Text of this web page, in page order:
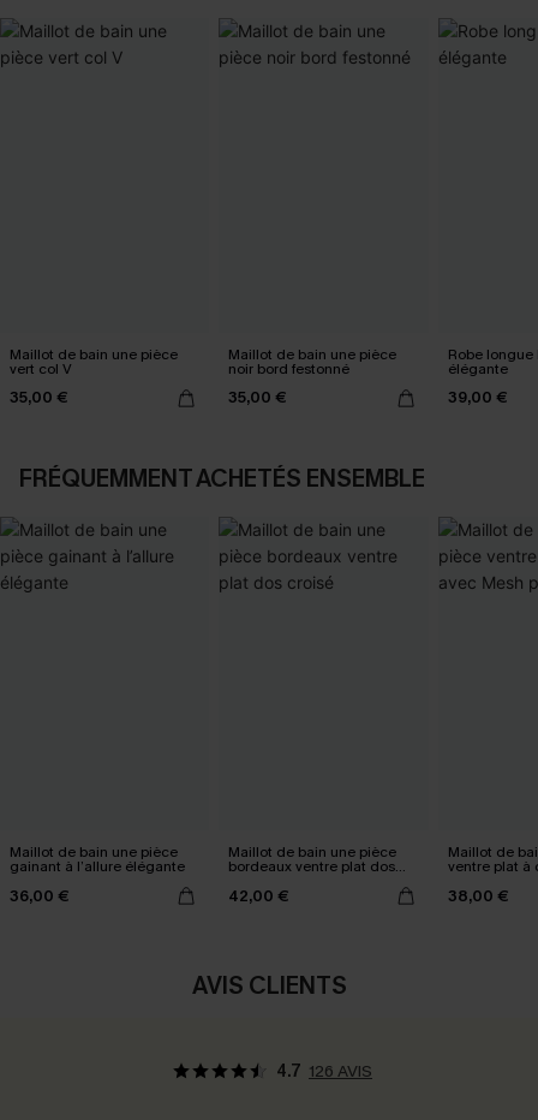
Maillot de bain une pièce
vert col V
35,00 €
Maillot de bain une pièce
noir bord festonné
35,00 €
Robe
élégante
39,00 €
FRÉQUEMMENT ACHETÉS ENSEMBLE
Maillot de bain une pièce
gainant à l’allure élégante
36,00 €
Maillot de bain une pièce
bordeaux ventre plat dos
42,00 €
Maillot de
ventre plat à
38,00 €
AVIS CLIENTS
4.7 126 AVIS